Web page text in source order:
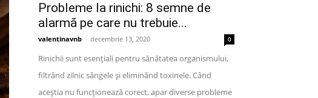
Probleme la rinichi: 8 semne de
alarmă pe care nu trebuie...
valentinavnb - decembrie 13, 2020 0
Rinichii sunt esențiali pentru sănătatea organismului,
filtrând zilnic sângele și eliminând toxinele. Când
aceștia nu funcționează corect, apar diverse probleme